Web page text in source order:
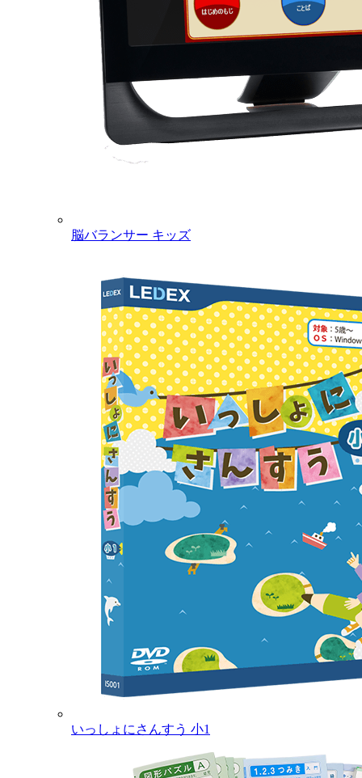
脳バランサー キッズ
いっしょにさんすう 小1